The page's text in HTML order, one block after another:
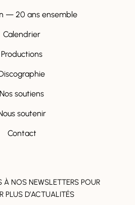
— 20 ans ensemble
Calendrier
Productions
Nos soutiens
soutenir
Contact
NOS NEWSLETTERS POUR
PLUS D’ACTUALITÉS